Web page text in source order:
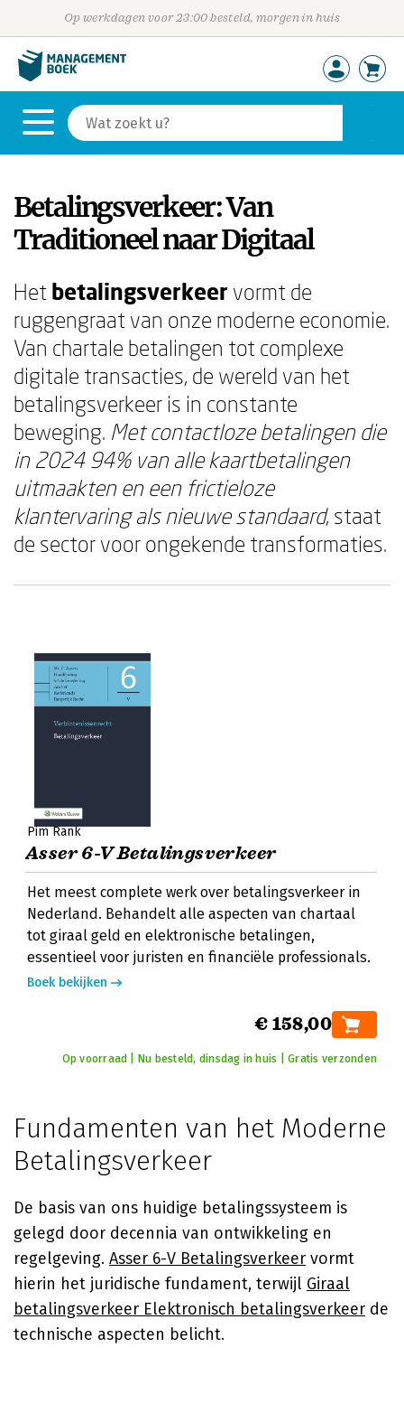
Op werkdagen voor 23:00 besteld, morgen in huis
Betalingsverkeer: Van
Traditioneel naar Digitaal
Het betalingsverkeer vormt de
ruggengraat van onze moderne economie.
Van chartale betalingen tot complexe
digitale transacties, de wereld van het
betalingsverkeer is in constante
beweging. Met contactloze betalingen die
in 2024 94% van alle kaartbetalingen
uitmaakten en een frictieloze
klantervaring als nieuwe standaard, staat
de sector voor ongekende transformaties.
Pim Rank
Asser 6-V Betalingsverkeer
Het meest complete werk over betalingsverkeer in
Nederland. Behandelt alle aspecten van chartaal
tot giraal geld en elektronische betalingen,
essentieel voor juristen en financiële professionals.
Boek bekijken
€ 158,00
Op voorraad | Nu besteld, dinsdag in huis | Gratis verzonden
Fundamenten van het Moderne
Betalingsverkeer
De basis van ons huidige betalingssysteem is
gelegd door decennia van ontwikkeling en
regelgeving. Asser 6-V Betalingsverkeer vormt
hierin het juridische fundament, terwijl Giraal
betalingsverkeer Elektronisch betalingsverkeer de
technische aspecten belicht.